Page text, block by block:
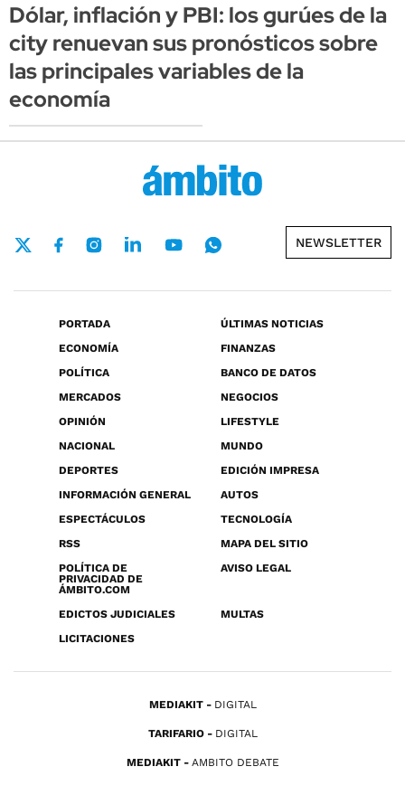
Dólar, inflación y PBI: los gurúes de la
city renuevan sus pronósticos sobre
las principales variables de la
economía
NEWSLETTER
PORTADA
ÚLTIMAS NOTICIAS
ECONOMÍA
FINANZAS
POLÍTICA
BANCO DE DATOS
MERCADOS
NEGOCIOS
OPINIÓN
LIFESTYLE
NACIONAL
MUNDO
DEPORTES
EDICIÓN IMPRESA
INFORMACIÓN GENERAL
AUTOS
ESPECTÁCULOS
TECNOLOGÍA
RSS
MAPA DEL SITIO
POLÍTICA DE
PRIVACIDAD DE
ÁMBITO.COM
AVISO LEGAL
EDICTOS JUDICIALES
MULTAS
LICITACIONES
MEDIAKIT DIGITAL
TARIFARIO DIGITAL
MEDIAKIT AMBITO DEBATE